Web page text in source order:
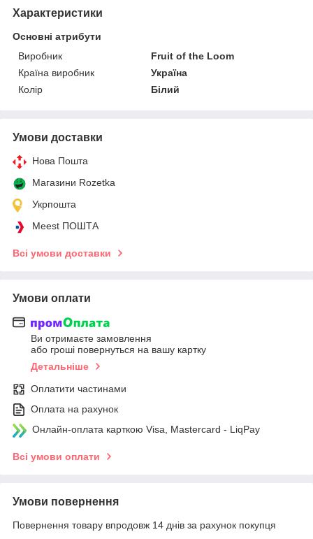
Характеристики
Основні атрибути
Виробник
Fruit of the Loom
Країна виробник
Україна
Колір
Білий
Умови доставки
Нова Пошта
Магазини Rozetka
Укрпошта
Meest ПОШТА
Всі умови доставки
Умови оплати
Ви отримаєте замовлення
або гроші повернуться на вашу картку
Детальніше
Оплатити частинами
Оплата на рахунок
Онлайн-оплата карткою Visa, Mastercard - LiqPay
Всі умови оплати
Умови повернення
Повернення товару впродовж 14 днів за рахунок покупця